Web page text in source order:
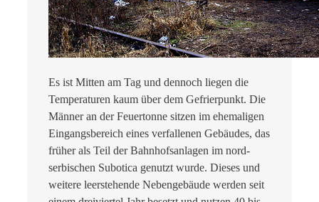
Es ist Mitten am Tag und dennoch liegen die
Temperaturen kaum über dem Gefrierpunkt. Die
Männer an der Feuertonne sitzen im ehemaligen
Eingangsbereich eines verfallenen Gebäudes, das
früher als Teil der Bahnhofsanlagen im nord-
serbischen Subotica genutzt wurde. Dieses und
weitere leerstehende Nebengebäude werden seit